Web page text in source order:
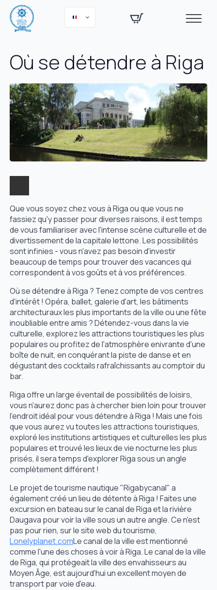
Où se détendre à Riga
Que vous soyez chez vous à Riga ou que vous ne
fassiez qu'y passer pour diverses raisons, il est temps
de vous familiariser avec l'intense scène culturelle et de
divertissement de la capitale lettone. Les possibilités
sont infinies - vous n'avez pas besoin d'investir
beaucoup de temps pour trouver des vacances qui
correspondent à vos goûts et à vos préférences.
Où se détendre à Riga ? Tenez compte de vos centres
d'intérêt ! Opéra, ballet, galerie d'art, les bâtiments
architecturaux les plus importants de la ville ou une fête
inoubliable entre amis ? Détendez-vous dans la vie
culturelle, explorez les attractions touristiques les plus
populaires ou profitez de l'atmosphère enivrante d'une
boîte de nuit, en conquérant la piste de danse et en
dégustant des cocktails rafraîchissants au comptoir du
bar.
Riga offre un large éventail de possibilités de loisirs,
vous n'aurez donc pas à chercher bien loin pour trouver
l'endroit idéal pour vous détendre à Riga ! Mais une fois
que vous aurez vu toutes les attractions touristiques,
exploré les institutions artistiques et culturelles les plus
populaires et trouvé les lieux de vie nocturne les plus
prisés, il sera temps d'explorer Riga sous un angle
complètement différent !
Le projet de tourisme nautique "Rigabycanal" a
également créé un lieu de détente à Riga ! Faites une
excursion en bateau sur le canal de Riga et la rivière
Daugava pour voir la ville sous un autre angle. Ce n'est
pas pour rien, sur le site web du tourisme,
Lonelyplanet.comLe canal de la ville est mentionné
comme l'une des choses à voir à Riga. Le canal de la ville
de Riga, qui protégeait la ville des envahisseurs au
Moyen Âge, est aujourd'hui un excellent moyen de
transport par voie d'eau.